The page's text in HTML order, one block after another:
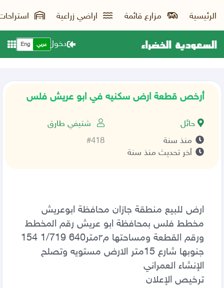
الرئيسية مزارع قائمة اراضي زراعية
السعودية الخضراء دخول عربي Eng
أرخص قطعة ارض سكنيه في ابو عريش فلس
حائل
منذ سنة
أخر تحديث منذ سنة
شتيفي طارق
#418
ارض للبيع منطقة جازان محافظة ابوعريش
مخطط فلس بمحافظة ابو عريش رقم المخطط
154‪ ورقم القطعة 1/719‪ ومساحتها 640‪م٢متر
جنوبها شارع 15متر الارض مستويه وتصلح